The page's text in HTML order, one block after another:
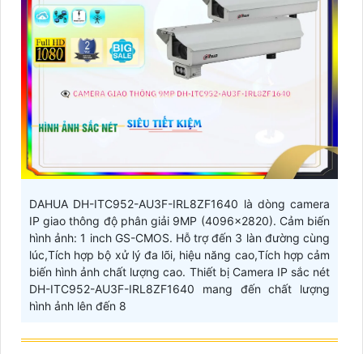
DAHUA DH-ITC952-AU3F-IRL8ZF1640 là dòng camera
IP giao thông độ phân giải 9MP (4096×2820). Cảm biến
hình ảnh: 1 inch GS-CMOS. Hỗ trợ đến 3 làn đường cùng
lúc,Tích hợp bộ xử lý đa lõi, hiệu năng cao,Tích hợp cảm
biến hình ảnh chất lượng cao. Thiết bị Camera IP sắc nét
DH-ITC952-AU3F-IRL8ZF1640 mang đến chất lượng
hình ảnh lên đến 8